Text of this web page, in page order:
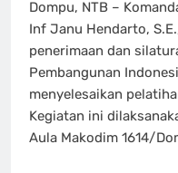
Dompu, NTB –
Inf Janu Hendarto,
penerimaan dan
Pembangunan
menyelesaikan
Kegiatan ini
Aula Makodim 1614/